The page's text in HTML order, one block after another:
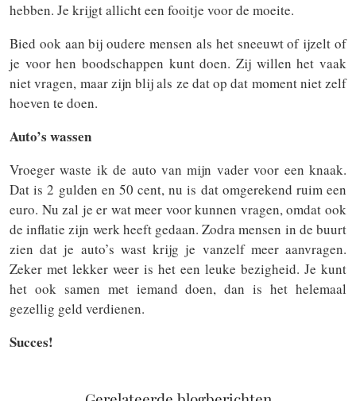
hebben. Je krijgt allicht een fooitje voor de moeite.
Bied ook aan bij oudere mensen als het sneeuwt of ijzelt of
je voor hen boodschappen kunt doen. Zij willen het vaak
niet vragen, maar zijn blij als ze dat op dat moment niet zelf
hoeven te doen.
Auto’s wassen
Vroeger waste ik de auto van mijn vader voor een knaak.
Dat is 2 gulden en 50 cent, nu is dat omgerekend ruim een
euro. Nu zal je er wat meer voor kunnen vragen, omdat ook
de inflatie zijn werk heeft gedaan. Zodra mensen in de buurt
zien dat je auto’s wast krijg je vanzelf meer aanvragen.
Zeker met lekker weer is het een leuke bezigheid. Je kunt
het ook samen met iemand doen, dan is het helemaal
gezellig geld verdienen.
Succes!